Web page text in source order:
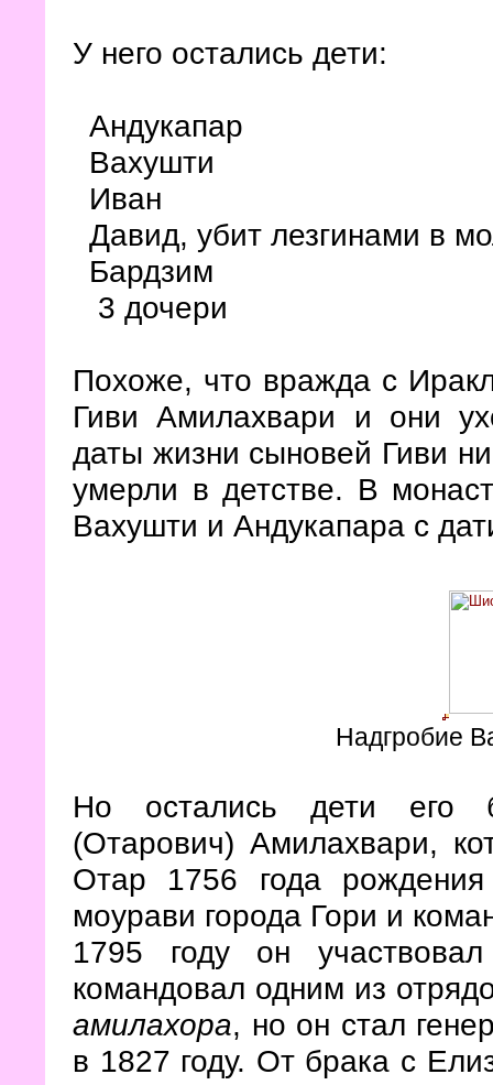
У него остались дети:
Андукапар
Вахушти
Иван
Давид, убит лезгинами в
Бардзим
3 дочери
Похоже, что вражда с
Гиви Амилахвари и они
даты жизни сыновей Гиви
умерли в детстве. В
Вахушти и Андукапара с
Надгробие
Но остались дети его
(Отарович) Амилахвари,
Отар 1756 года
моурави города Гори и
1795 году он
командовал одним из
амилахора, но он стал
в 1827 году. От брака с